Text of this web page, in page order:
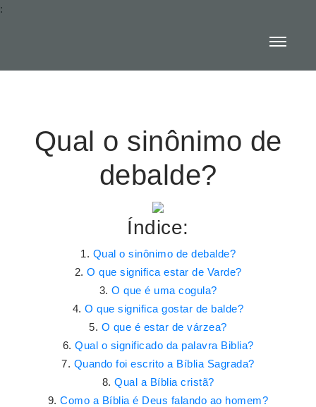
:
Qual o sinônimo de
debalde?
Índice:
Qual o sinônimo de debalde?
O que significa estar de Varde?
O que é uma cogula?
O que significa gostar de balde?
O que é estar de várzea?
Qual o significado da palavra Biblia?
Quando foi escrito a Bíblia Sagrada?
Qual a Bíblia cristã?
Como a Bíblia é Deus falando ao homem?